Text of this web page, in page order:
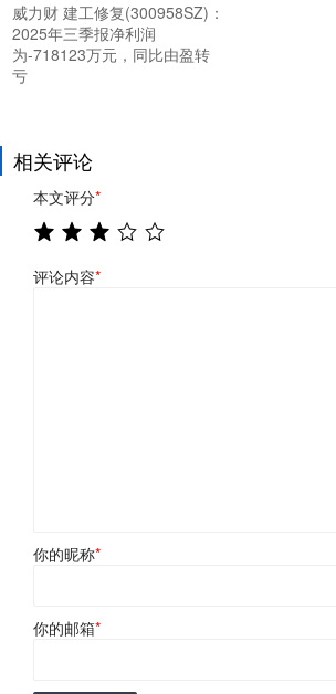
威力财 建工修复(300958SZ)：
2025年三季报净利润
为-718123万元，同比由盈转
亏
相关评论
本文评分*
评论内容*
你的昵称*
你的邮箱*